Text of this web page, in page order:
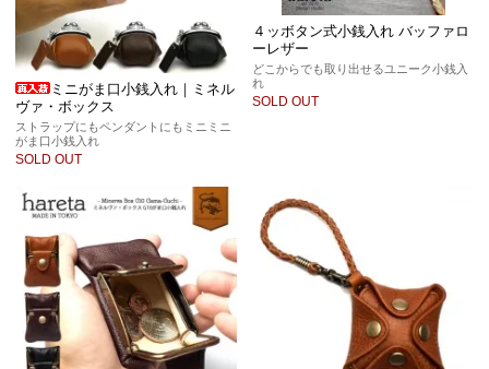
ミニがま口小銭入れ｜ミネル
ヴァ・ボックス
ストラップにもペンダントにもミニミニ
がま口小銭入れ
SOLD OUT
４ッボタン式小銭入れ バッファロ
ーレザー
どこからでも取り出せるユニーク小銭入
れ
SOLD OUT